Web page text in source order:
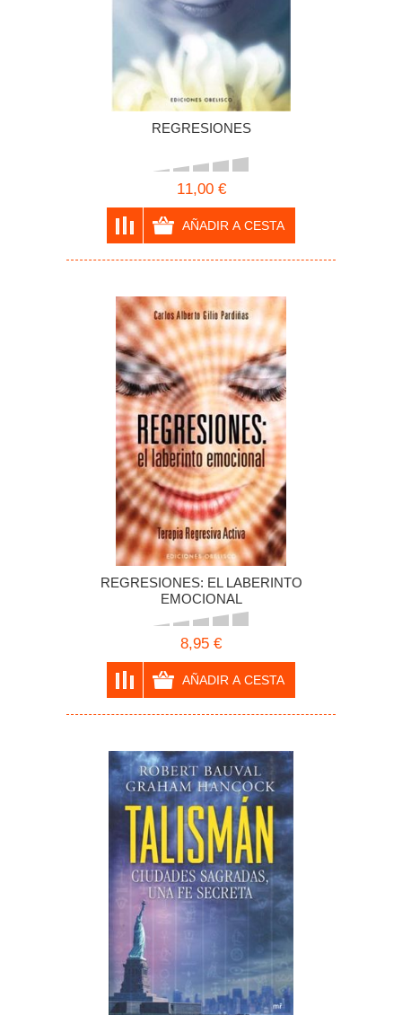
REGRESIONES
11,00 €
REGRESIONES: EL LABERINTO
EMOCIONAL
8,95 €